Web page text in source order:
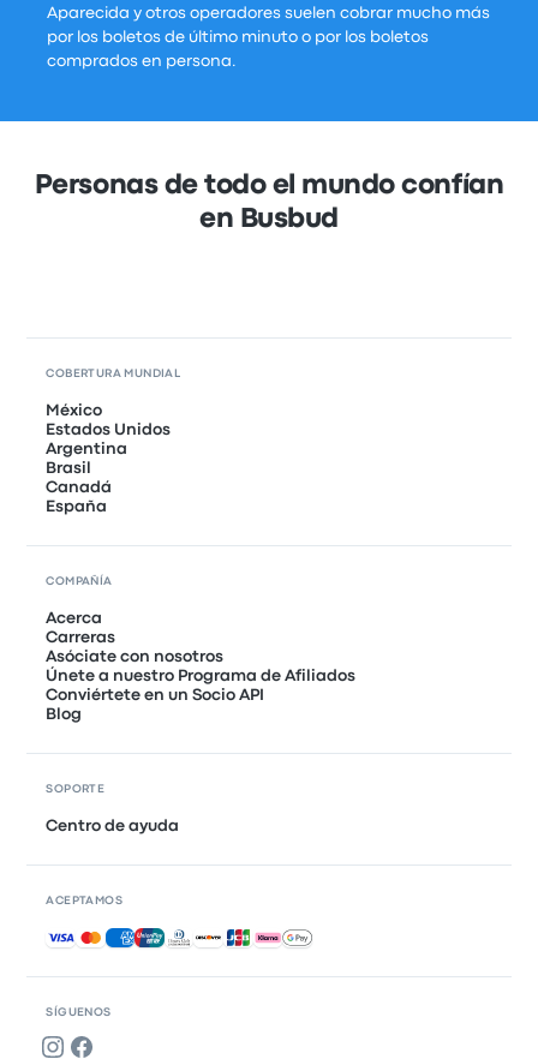
Aparecida y otros operadores suelen cobrar mucho más
por los boletos de último minuto o por los boletos
comprados en persona.
Personas de todo el mundo confían
en Busbud
SÍGUENOS
COBERTURA MUNDIAL
México
Estados Unidos
Argentina
Brasil
Canadá
España
COMPAÑÍA
Acerca
Carreras
Asóciate con nosotros
Únete a nuestro Programa de Afiliados
Conviértete en un Socio API
Blog
SOPORTE
Centro de ayuda
ACEPTAMOS
Pagos aceptados